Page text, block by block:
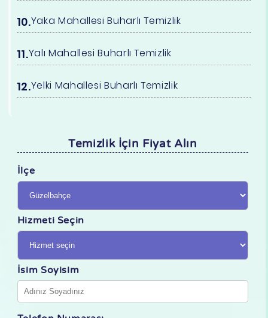
Yaka Mahallesi Buharlı Temizlik
Yalı Mahallesi Buharlı Temizlik
Yelki Mahallesi Buharlı Temizlik
Temizlik İçin Fiyat Alın
İlçe
Hizmeti Seçin
İsim Soyisim